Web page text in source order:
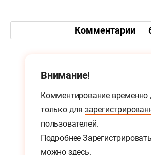
Комментарии
Внимание!
Комментирование временно
только для
пользователей.
Подробнее
можно здесь.